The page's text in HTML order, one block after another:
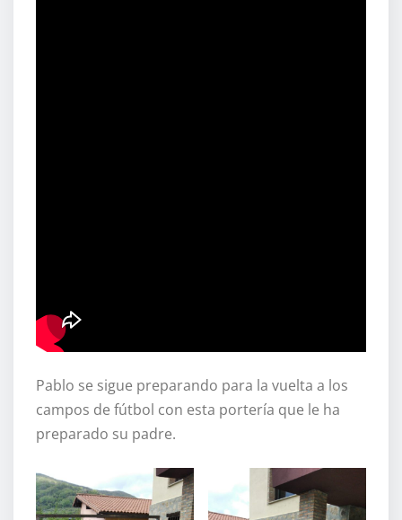
Pablo se sigue preparando para la vuelta a los
campos de fútbol con esta portería que le ha
preparado su padre.